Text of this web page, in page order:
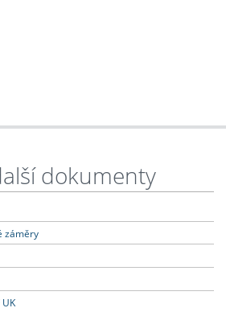
dokumenty
záměry